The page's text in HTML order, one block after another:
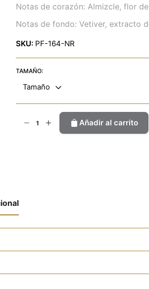
Notas de corazón: Almizcle, flor
Notas de fondo: Vetiver, extracto
SKU: PF-164-NR
TAMAÑO:
Tamaño
Añadir al carrito